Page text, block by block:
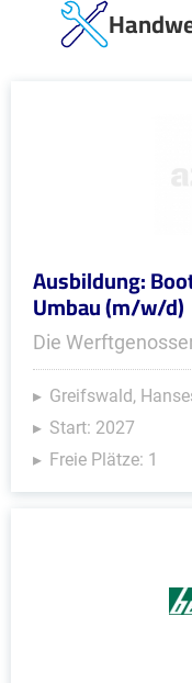
Ausbildung:
Umbau (m/w/d)
Die
Greifswald,
Start: 2027
Freie Plätze: 1